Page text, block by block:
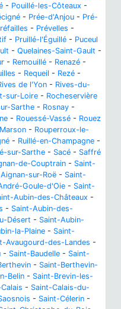
- Pouillé-les-Côteaux -
- Prée-d'Anjou - Pré-
- Prévelles -
- Pruillé-l'Éguillé - Puceul
- Quelaines-Saint-Gault -
- Remouillé - Renazé -
- Requeil - Rezé -
de l'Yon - Rives-du-
sur-Loire - Rocheservière
Sarthe - Rosnay -
- Rouessé-Vassé - Rouez
- Rouperroux-le-
- Ruillé-en-Champagne -
sur-Sarthe - Sacé - Saffré
de-Couptrain - Saint-
sur-Roë - Saint-
Goule-d'Oie - Saint-
Aubin-des-Châteaux -
- Saint-Aubin-des-
Désert - Saint-Aubin-
la-Plaine - Saint-
Avaugourd-des-Landes -
- Saint-Baudelle - Saint-
- Saint-Berthevin-
Belin - Saint-Brevin-les-
- Saint-Calais-du-
- Saint-Célerin -